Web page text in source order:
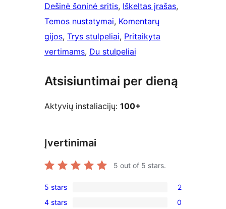
Dešinė šoninė sritis, Iškeltas įrašas
Temos nustatymai, Komentarų
gijos, Trys stulpeliai, Pritaikyta
vertimams, Du stulpeliai
Atsisiuntimai per dieną
Aktyvių instaliacijų: 100+
Įvertinimai
5 out of 5 stars.
2
5-
5 stars 2
4 stars 0